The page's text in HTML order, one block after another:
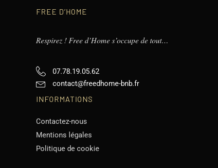
FREE D’HOME
Respirez ! Free d’Home s’occupe de tout…
07.78.19.05.62
contact@freedhome-bnb.fr
INFORMATIONS
Contactez-nous
Mentions légales
Politique de cookie